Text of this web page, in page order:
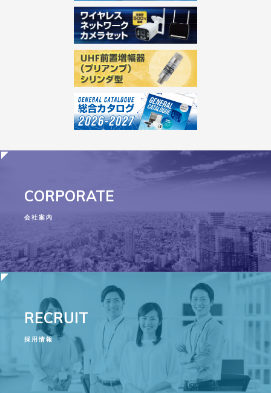
CORPORATE
会社案内
RECRUIT
採用情報